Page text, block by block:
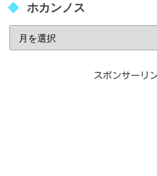
ホカンノス
スポンサーリ